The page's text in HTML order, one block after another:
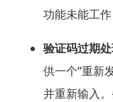
功能未能工作
验证码过期
供一个“重新
并重新输入